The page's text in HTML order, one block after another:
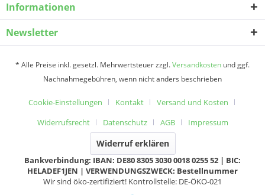
Informationen
Newsletter
* Alle Preise inkl. gesetzl. Mehrwertsteuer zzgl.Versandkosten und ggf.
Nachnahmegebühren, wenn nicht anders beschrieben
Cookie-Einstellungen Kontakt
Versand und Kosten
Widerrufsrecht
Datenschutz AGB Impressum
Widerruf erklären
Bankverbindung: IBAN: DE80 8305 3030 0018 0255 52 | BIC:
HELADEF1JEN | VERWENDUNGSZWECK: Bestellnummer
Wir sind öko-zertifiziert! Kontrollstelle: DE-ÖKO-021